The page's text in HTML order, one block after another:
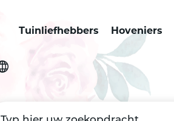
Tuinliefhebbers Hoveniers